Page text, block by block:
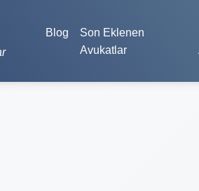
Blog
Son Eklenen
Avukatlar